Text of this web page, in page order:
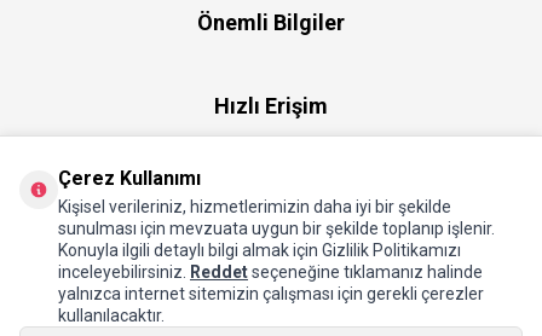
Önemli Bilgiler
Hızlı Erişim
Hakkımızda
Çerez Kullanımı
Kişisel verileriniz, hizmetlerimizin daha iyi bir şekilde
sunulması için mevzuata uygun bir şekilde toplanıp işlenir.
Konuyla ilgili detaylı bilgi almak için Gizlilik Politikamızı
inceleyebilirsiniz.
Reddetseçeneğine tıklamanız halinde
yalnızca internet sitemizin çalışması için gerekli çerezler
kullanılacaktır.